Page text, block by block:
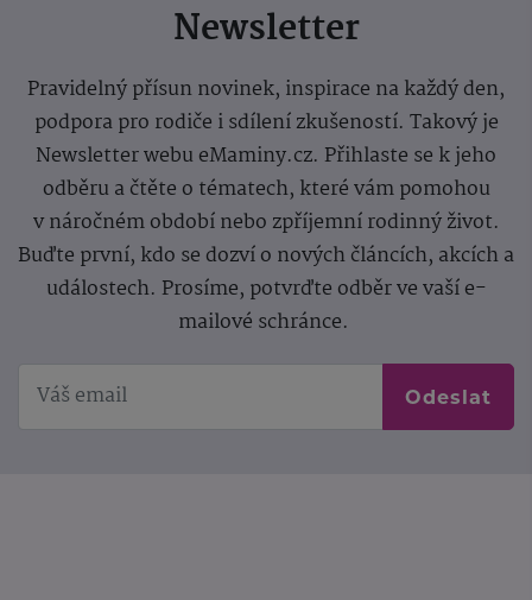
Newsletter
Pravidelný přísun novinek, inspirace na každý den,
podpora pro rodiče i sdílení zkušeností. Takový je
Newsletter webu eMaminy.cz. Přihlaste se k jeho
odběru a čtěte o tématech, které vám pomohou
v náročném období nebo zpříjemní rodinný život.
Buďte první, kdo se dozví o nových článcích, akcích a
událostech. Prosíme, potvrďte odběr ve vaší e-
mailové schránce.
Odeslat